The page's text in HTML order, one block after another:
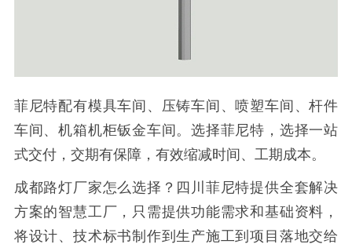
菲尼特配有模具车间、压铸车间、喷塑车间、杆件
车间、机箱机柜钣金车间。选择菲尼特，选择一站
式交付，交期有保障，有效缩减时间、工期成本。
成都路灯厂家怎么选择？四川菲尼特提供全套解决
方案的智慧工厂，只需提供功能需求和基础资料，
将设计、技术标书制作到生产施工到项目落地交给